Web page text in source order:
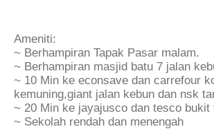
Ameniti:
~ Berhampiran Tapak Pasar malam.
~ Berhampiran masjid batu 7 jalan
~ 10 Min ke econsave dan carrefour
kemuning,giant jalan kebun dan nsk
~ 20 Min ke jayajusco dan tesco bukit
~ Sekolah rendah dan menengah